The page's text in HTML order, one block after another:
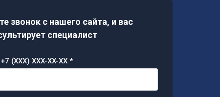
звонок с нашего сайта, и вас
специалист
(XXX) XXX-XX-XX *